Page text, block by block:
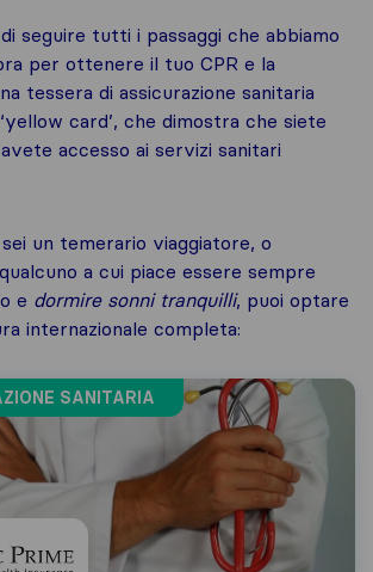
seguire tutti i passaggi che abbiamo
per ottenere il tuo CPR e la
tessera di assicurazione sanitaria
card’, che dimostra che siete
accesso ai servizi sanitari
un temerario viaggiatore, o
a cui piace essere sempre
e dormire sonni tranquilli, puoi optare
internazionale completa:
SANITARIA